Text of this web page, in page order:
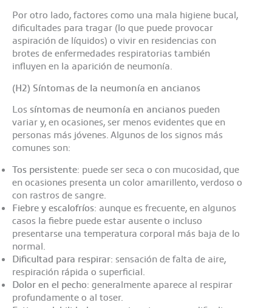
Por otro lado, factores como una mala higiene bucal,
dificultades para tragar (lo que puede provocar
aspiración de líquidos) o vivir en residencias con
brotes de enfermedades respiratorias también
influyen en la aparición de neumonía.
(H2) Síntomas de la neumonía en ancianos
Los síntomas de neumonía en ancianos pueden
variar y, en ocasiones, ser menos evidentes que en
personas más jóvenes. Algunos de los signos más
comunes son:​
Tos persistente: puede ser seca o con mucosidad, que
en ocasiones presenta un color amarillento, verdoso o
con rastros de sangre.​
Fiebre y escalofríos: aunque es frecuente, en algunos
casos la fiebre puede estar ausente o incluso
presentarse una temperatura corporal más baja de lo
normal.​
Dificultad para respirar: sensación de falta de aire,
respiración rápida o superficial.​
Dolor en el pecho: generalmente aparece al respirar
profundamente o al toser.​